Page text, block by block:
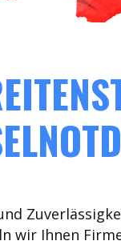
Ihnen